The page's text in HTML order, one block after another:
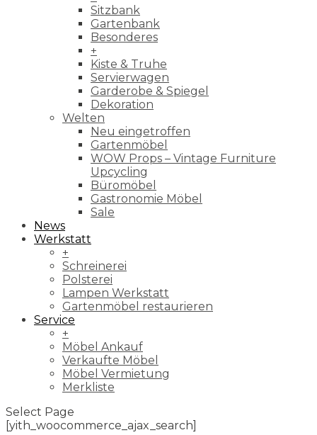
Sitzbank
Gartenbank
Besonderes
+
Kiste & Truhe
Servierwagen
Garderobe & Spiegel
Dekoration
Welten
Neu eingetroffen
Gartenmöbel
WOW Props – Vintage Furniture
Upcycling
Büromöbel
Gastronomie Möbel
Sale
News
Werkstatt
+
Schreinerei
Polsterei
Lampen Werkstatt
Gartenmöbel restaurieren
Service
+
Möbel Ankauf
Verkaufte Möbel
Möbel Vermietung
Merkliste
Select Page
[yith_woocommerce_ajax_search]